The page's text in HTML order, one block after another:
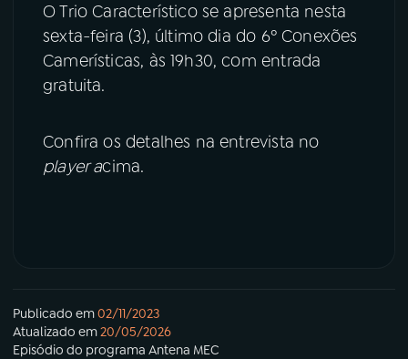
O Trio Característico se apresenta nesta
sexta-feira (3), último dia do 6º Conexões
Camerísticas, às 19h30, com entrada
gratuita.
Confira os detalhes na entrevista no
player acima.
Publicado em02/11/2023
Atualizado em20/05/2026
Episódio do programa Antena MEC